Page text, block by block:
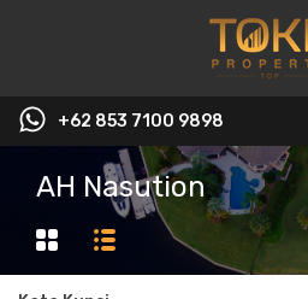
+62 853 7100 9898‬
AH Nasution